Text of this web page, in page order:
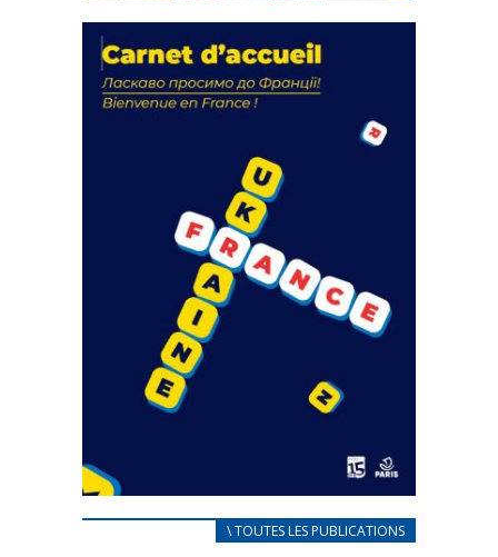
actions
18 septembre 2023
FEUILLETER
CARNET D’ACCUEIL\ TOUTES LES PUBLICATIONS